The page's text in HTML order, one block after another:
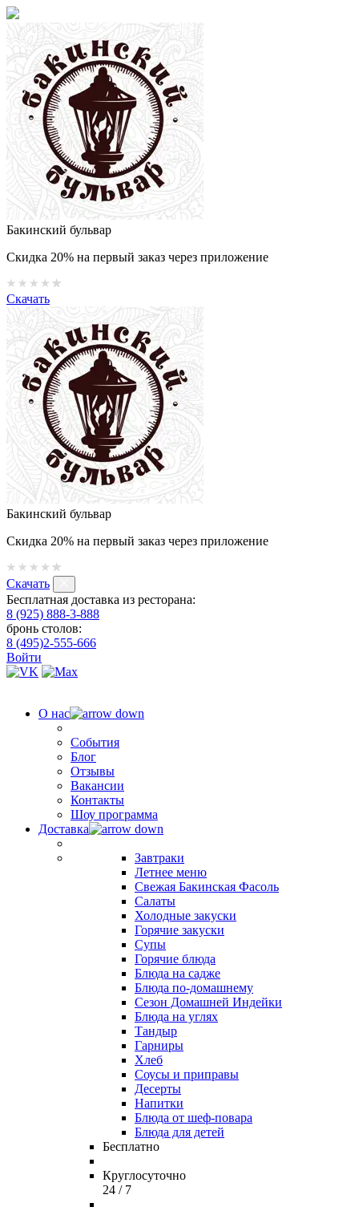
Бакинский бульвар
Скидка 20% на первый заказ через приложение
Скачать
Бакинский бульвар
Скидка 20% на первый заказ через приложение
Скачать
Бесплатная доставка из ресторана:
8 (925) 888-3-888
бронь столов:
8 (495)2-555-666
Войти
О нас
События
Блог
Отзывы
Вакансии
Контакты
Шоу программа
Доставка
Завтраки
Летнее меню
Свежая Бакинская Фасоль
Салаты
Холодные закуски
Горячие закуски
Супы
Горячие блюда
Блюда на садже
Блюда по-домашнему
Сезон Домашней Индейки
Блюда на углях
Тандыр
Гарниры
Хлеб
Соусы и приправы
Десерты
Напитки
Блюда от шеф-повара
Блюда для детей
Бесплатно
Круглосуточно
24 / 7